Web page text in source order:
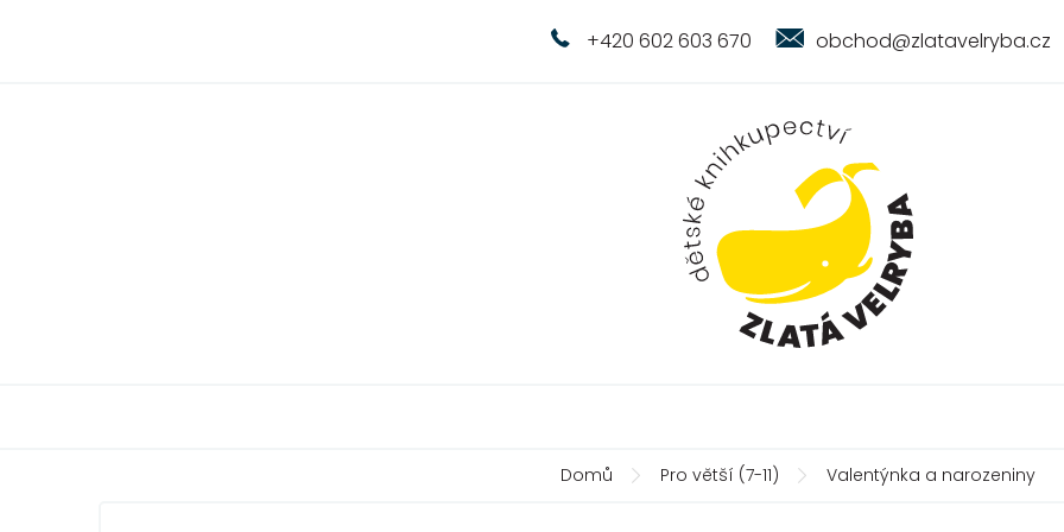
+420 602 603 670 obchod@zlatavelryba.cz
Domů Pro větší (7-11) Valentýnka a narozeniny